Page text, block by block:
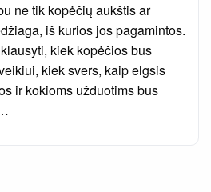
ne tik kopėčių aukštis ar
iš kurios jos pagamintos.
kiek kopėčios bus
kiek svers, kaip elgsis
ir kokioms užduotims bus